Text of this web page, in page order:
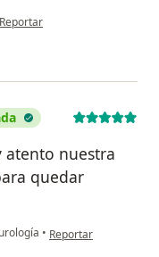
en opinión del usuario ANA
Reportar
atento nuestra
quedar
• en opinión del
Reportar